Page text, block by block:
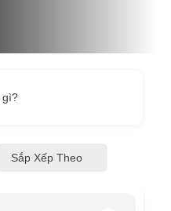
gì?
Sắp Xếp Theo